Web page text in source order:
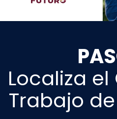
Localiza
Trabajo